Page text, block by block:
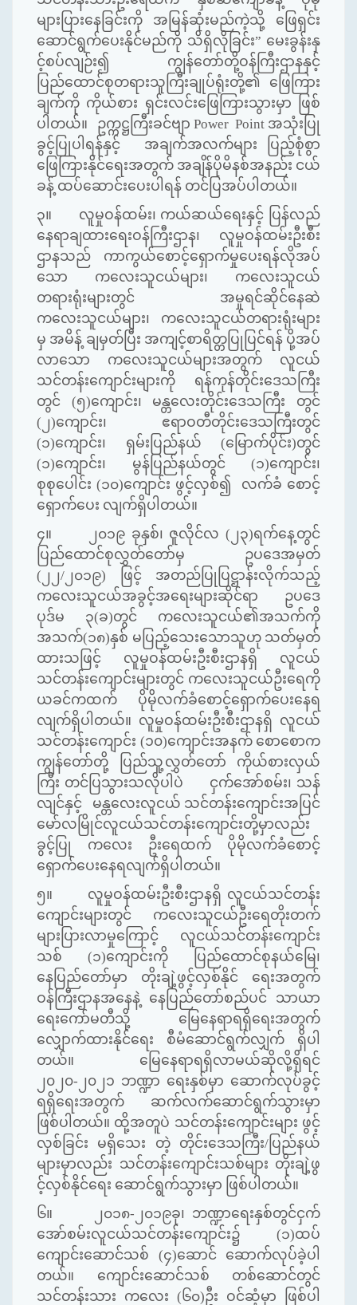
များပြားနေခြင်းကို အမြန်ဆုံးမည်ကဲ့သို့ ဖြေရှင်း
ဆောင်ရွက်ပေးနိုင်မည်ကို သိရှိလိုခြင်း” မေးခွန်းနှ
င့်စပ်လျဉ်း၍ ကျွန်တော်တို့ဝန်ကြီးဌာနနှင့်
ပြည်ထောင်စုတရားသူကြီးချုပ်ရုံးတို့၏ ဖြေကြား
ချက်ကို ကိုယ်စား ရှင်းလင်းဖြေကြားသွားမှာ ဖြစ်
ပါတယ်။ ဥက္ကဋ္ဌကြီးခင်ဗျာ Power Point အသုံးပြု
ခွင့်ပြုပါရန်နှင့် အချက်အလက်များ ပြည့်စုံစွာ
ဖြေကြားနိုင်ရေးအတွက် အချိန်ပိုမိနစ်အနည်း ငယ်
ခန့် ထပ်ဆောင်းပေးပါရန် တင်ပြအပ်ပါတယ်။
၃။ လူမှုဝန်ထမ်း၊ ကယ်ဆယ်ရေးနှင့် ပြန်လည်
နေရာချထားရေးဝန်ကြီးဌာန၊ လူမှုဝန်ထမ်းဦးစီး
ဌာနသည် ကာကွယ်စောင့်ရှောက်မှုပေးရန်လိုအပ်
သော ကလေးသူငယ်များ၊ ကလေးသူငယ်
တရားရုံးများတွင် အမှုရင်ဆိုင်နေဆဲ
ကလေးသူငယ်များ၊ ကလေးသူငယ်တရားရုံးများ
မှ အမိန့် ချမှတ်ပြီး အကျင့်စာရိတ္တပြုပြင်ရန် ပို့အပ်
လာသော ကလေးသူငယ်များအတွက် လူငယ်
သင်တန်းကျောင်းများကို ရန်ကုန်တိုင်းဒေသကြီး
တွင် (၅)ကျောင်း၊ မန္တလေးတိုင်းဒေသကြီး တွင်
( ၂)ကျောင်း၊ ဧရာဝတီတိုင်းဒေသကြီးတွင်
(၁)ကျောင်း၊ ရှမ်းပြည်နယ် (မြောက်ပိုင်း)တွင်
(၁)ကျောင်း၊ မွန်ပြည်နယ်တွင် (၁)ကျောင်း၊
စုစုပေါင်း(၁၀)ကျောင်း ဖွင့်လှစ်၍
လက်ခံ စောင့်
ရှောက်ပေး လျက်ရှိပါတယ်။
၄။
၂၀၁၉ ခုနှစ်၊ ဇူလိုင်လ ( ၂၃)ရက်နေ့တွင်
ပြည်ထောင်စုလွှတ်တော်မှ ဥပဒေအမှတ်
( ၂၂/ ၂၀၁၉)
ဖြင့် အတည်ပြုပြဋ္ဌာန်းလိုက်သည့်
ကလေးသူငယ်အခွင့်အရေးများဆိုင်ရာ ဥပဒေ
ပုဒ်မ ၃(ခ)တွင် ကလေးသူငယ်၏အသက်ကို
အသက်(၁၈)နှစ် မပြည့်သေးသောသူဟု သတ်မှတ်
ထားသ ဖြင့် လူမှုဝန်ထမ်းဦးစီးဌာနရှိ လူငယ်
သင်တန်းကျောင်းများတွင် ကလေးသူငယ်ဦးရေကို
ယခင်ကထက် ပိုမိုလက်ခံစောင့်ရှောက်ပေးနေရ
လျက်ရှိပါတယ်။ လူမှုဝန်ထမ်းဦးစီးဌာနရှိ လူငယ်
သင်တန်းကျောင်း (၁၀)ကျောင်းအနက် စောစောက
ကျွန်တော်တို့ ပြည်သူ့လွှတ်တော် ကိုယ်စားလှယ်
ကြီး တင်ပြသွားသလိုပါပဲ ငှက်အော်စမ်း၊ သန်
လျင်နှင့် မန္တလေးလူငယ် သင်တန်းကျောင်းအပြင်
မော်လမြိုင်လူငယ်သင်တန်းကျောင်းတို့မှာလည်း
ခွင့်ပြု ကလေး ဦးရေထက် ပိုမိုလက်ခံစောင့်
ရှောက်ပေးနေရလျက်ရှိပါတယ်။
၅။
လူမှုဝန်ထမ်းဦးစီးဌာနရှိ လူငယ်သင်တန်း
ကျောင်းများတွင် ကလေးသူငယ်ဦးရေတိုးတက်
များပြားလာမှုကြောင့် လူငယ်သင်တန်းကျောင်း
သစ် (၁)ကျောင်းကို ပြည်ထောင်စုနယ်မြေ၊
နေပြည်တော်မှာ တိုးချဲ့ဖွင့်လှစ်နိုင် ရေးအတွက်
ဝန်ကြီးဌာနအနေနဲ့ နေပြည်တော်စည်ပင် သာယာ
ရေးကော်မတီသို့ မြေနေရာရရှိရေးအတွက်
လျှောက်ထားနိုင်ရေး စီမံဆောင်ရွက်လျှက် ရှိပါ
တယ်။ မြေနေရာရရှိလာမယ်ဆိုလို့ရှိရင်
၂၀၂၀-၂၀၂၁ ဘဏ္ဍာ ရေးနှစ်မှာ ဆောက်လုပ်ခွင့်
ရရှိရေးအတွက် ဆက်လက်ဆောင်ရွက်သွားမှာ
ဖြစ်ပါတယ်။ ထို့အတူပဲ သင်တန်းကျောင်းများ ဖွင့်
လှစ်ခြင်း မ​ရှိသေး တဲ့ တိုင်းဒေသကြီး/ပြည်နယ်
များမှာလည်း သင်တန်းကျောင်းသစ်များ တိုးချဲ့ဖွ
င့်လှစ်နိုင်ရေး ဆောင်ရွက်သွားမှာ ဖြစ်ပါတယ်။
၆။ ၂၀၁၈-၂၀၁၉ခု၊ ဘဏ္ဍာရေးနှစ်တွင်ငှက်
အော်စမ်းလူငယ်သင်တန်းကျောင်း၌ (၁)ထပ်
ကျောင်းဆောင်သစ် (၄)ဆောင် ဆောက်လုပ်ခဲ့ပါ
တယ်။ ကျောင်းဆောင်သစ် တစ်ဆောင်တွင်
သင်တန်းသား ကလေး (၆၀)ဦး ဝင်ဆံ့မှာ ဖြစ်ပါ